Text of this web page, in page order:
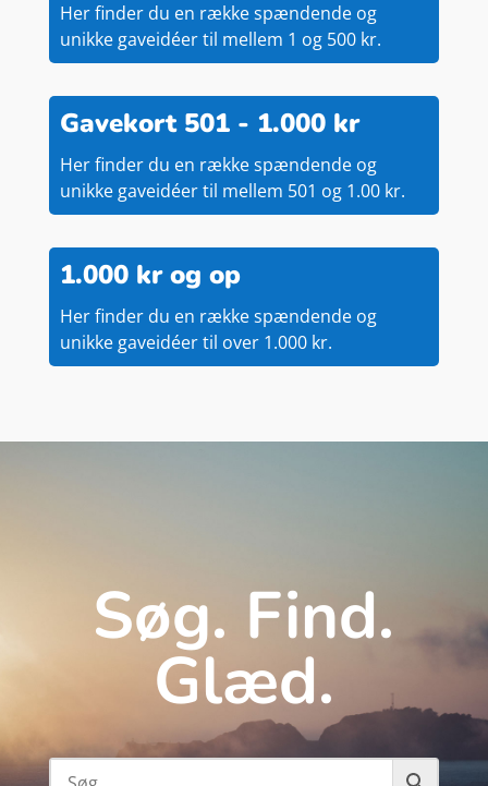
Her finder du en række spændende og
unikke gaveidéer til mellem 1 og 500 kr.
Gavekort 501 - 1.000 kr
Her finder du en række spændende og
unikke gaveidéer til mellem 501 og 1.00 kr.
1.000 kr og op
Her finder du en række spændende og
unikke gaveidéer til over 1.000 kr.
Søg. Find.
Glæd.